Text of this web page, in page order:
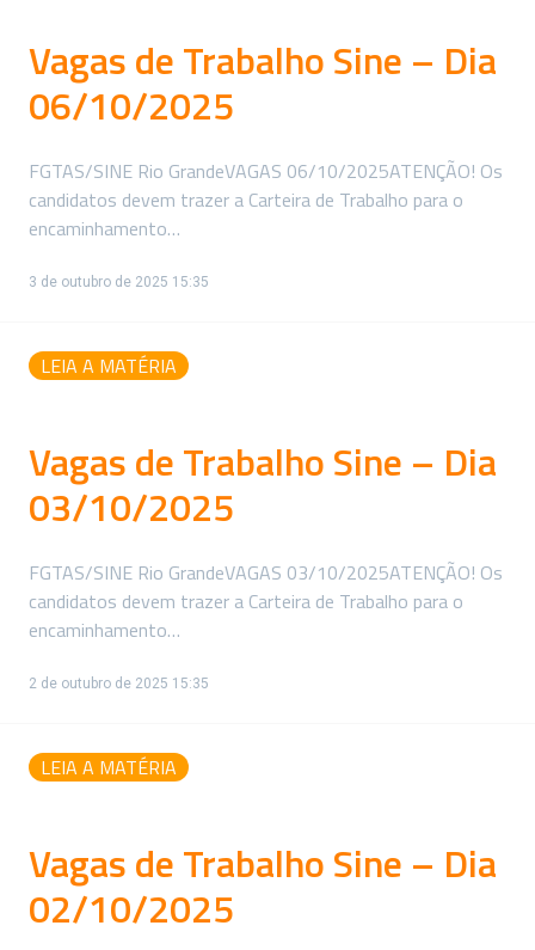
Vagas de Trabalho Sine – Dia
06/10/2025
FGTAS/SINE Rio GrandeVAGAS 06/10/2025ATENÇÃO! Os
candidatos devem trazer a Carteira de Trabalho para o
encaminhamento…
3 de outubro de 2025 15:35
LEIA A MATÉRIA
Vagas de Trabalho Sine – Dia
03/10/2025
FGTAS/SINE Rio GrandeVAGAS 03/10/2025ATENÇÃO! Os
candidatos devem trazer a Carteira de Trabalho para o
encaminhamento…
2 de outubro de 2025 15:35
LEIA A MATÉRIA
Vagas de Trabalho Sine – Dia
02/10/2025